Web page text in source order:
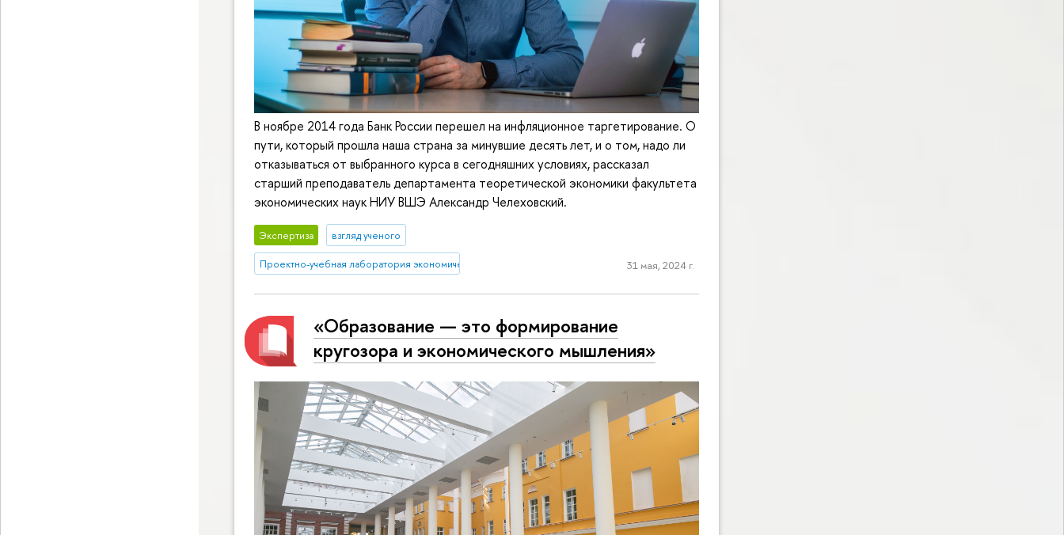
В ноябре 2014 года Банк России перешел на инфляционное таргетирование. О
пути, который прошла наша страна за минувшие десять лет, и о том, надо ли
отказываться от выбранного курса в сегодняшних условиях, рассказал
старший преподаватель департамента теоретической экономики факультета
экономических наук НИУ ВШЭ Александр Челеховский.
Экспертиза взгляд ученого
Проектно-учебная лаборатория экономической журналистики 31 мая, 2024 г.
«Образование — это формирование
кругозора и экономического мышления»